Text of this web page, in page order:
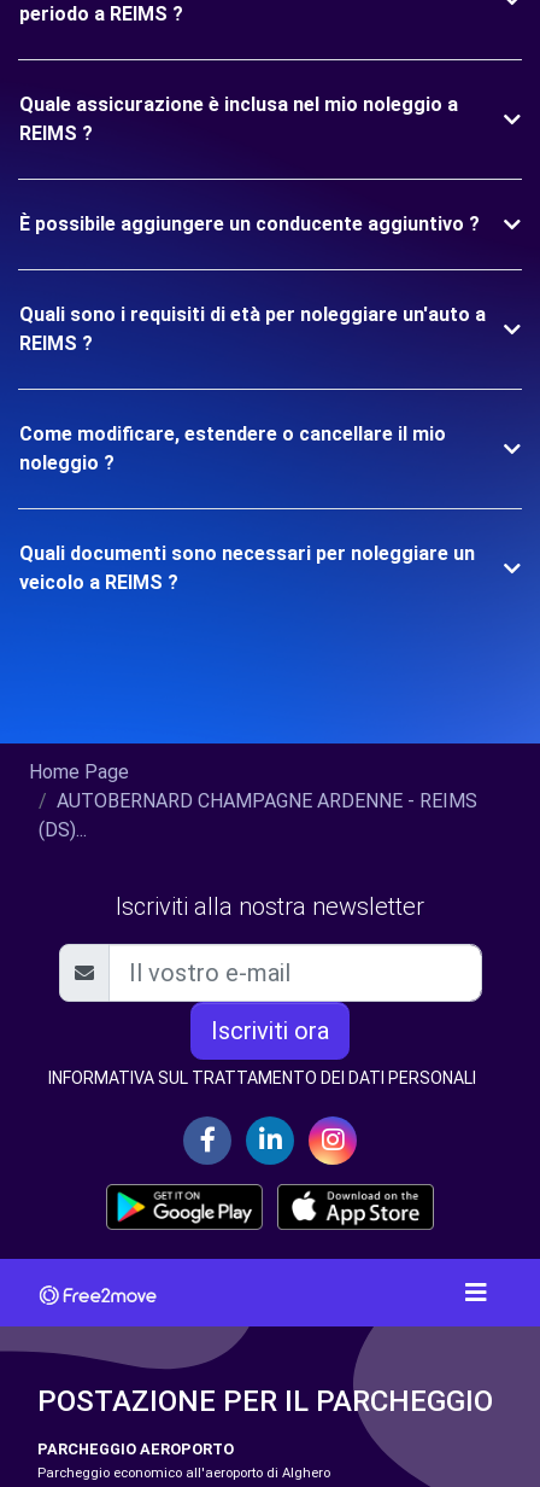
periodo a REIMS ?
Quale assicurazione è inclusa nel mio noleggio a
REIMS ?
È possibile aggiungere un conducente aggiuntivo ?
Quali sono i requisiti di età per noleggiare un'auto a
REIMS ?
Come modificare, estendere o cancellare il mio
noleggio ?
Quali documenti sono necessari per noleggiare un
veicolo a REIMS ?
Home Page
AUTOBERNARD CHAMPAGNE ARDENNE - REIMS
(DS)...
Iscriviti alla nostra newsletter
Iscriviti ora
INFORMATIVA SUL TRATTAMENTO DEI DATI PERSONALI
POSTAZIONE PER IL PARCHEGGIO
PARCHEGGIO AEROPORTO
Parcheggio economico all'aeroporto di Alghero